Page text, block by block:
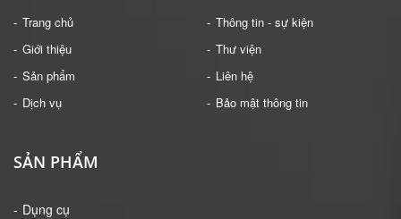
Trang chủ
Giới thiệu
Sản phẩm
Dịch vụ
Thông tin - sự kiện
Thư viện
Liên hệ
Bảo mật thông tin
SẢN PHẨM
Dụng cụ